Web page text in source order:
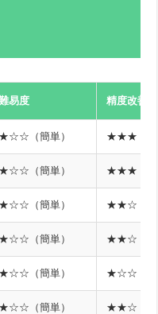
易度 精度改善
★☆☆（簡単） ★★★（大
★☆☆（簡単） ★★★（大
★☆☆（簡単） ★★☆（中
★☆☆（簡単） ★★☆（中
★☆☆（簡単） ★☆☆（小
★☆☆（簡単） ★★☆（中